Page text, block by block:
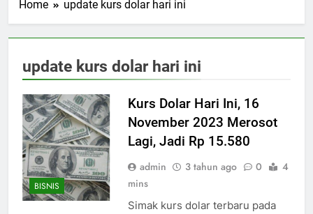
Home update kurs dolar hari ini
update kurs dolar hari ini
BISNIS
Kurs Dolar Hari Ini, 16
November 2023 Merosot
Lagi, Jadi Rp 15.580
admin 3 tahun ago 0
4
mins
Simak kurs dolar terbaru pada